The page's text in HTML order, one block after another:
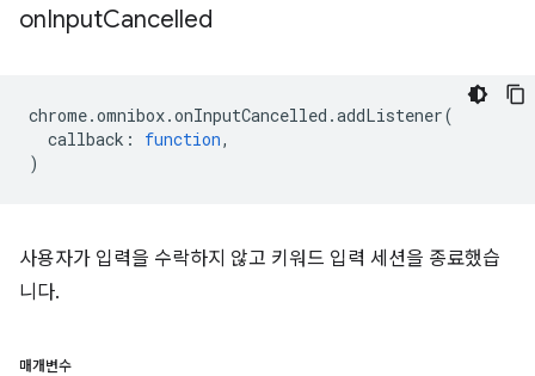
onInputCancelled
chrome.omnibox.onInputCancelled .addListener(
callback : function,
)
사용자가 입력을 수락하지 않고 키워드 입력 세션을 종료했습
니다.
매개변수